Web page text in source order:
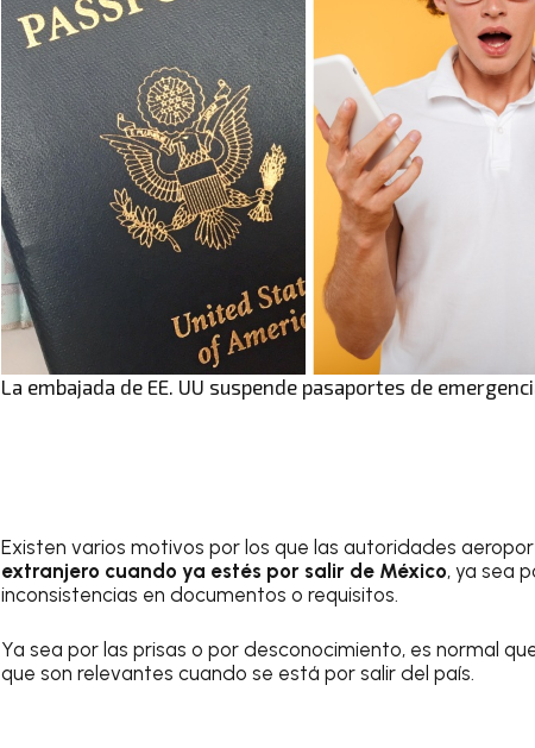
La embajada de EE. UU suspende pasaportes de
Existen varios motivos por los que las autoridades
extranjero cuando ya estés por salir de México, ya sea
inconsistencias en documentos o requisitos.
Ya sea por las prisas o por desconocimiento, es normal
que son relevantes cuando se está por salir del país.